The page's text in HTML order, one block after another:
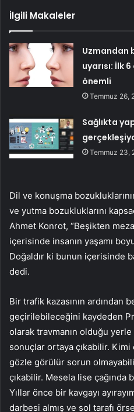
İlgili Makaleler
Uzmandan
uyarısı: İlk
önemli
Temmuz 26,
Sağlıkta
Temmuz 23,
Dil ve konuşma
ve yutma bozukluklarını
Ahmet Konrot, “Beşikten
içerisinde insanın yaşamı
Doğaldır ki bunun içerisinde
dedi.
Bir trafik kazasının ardından
geçirilebileceğini kaydeden
olarak travmanın olduğu
sonuçlar ortaya çıkabilir.
gözle görülür sorun
çıkabilir. Mesela lise çağında
Yıllar önce bir kavgayı
darbesi almış ve sol tarafı